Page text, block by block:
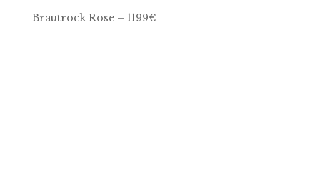
Brautrock Rose – 1199€